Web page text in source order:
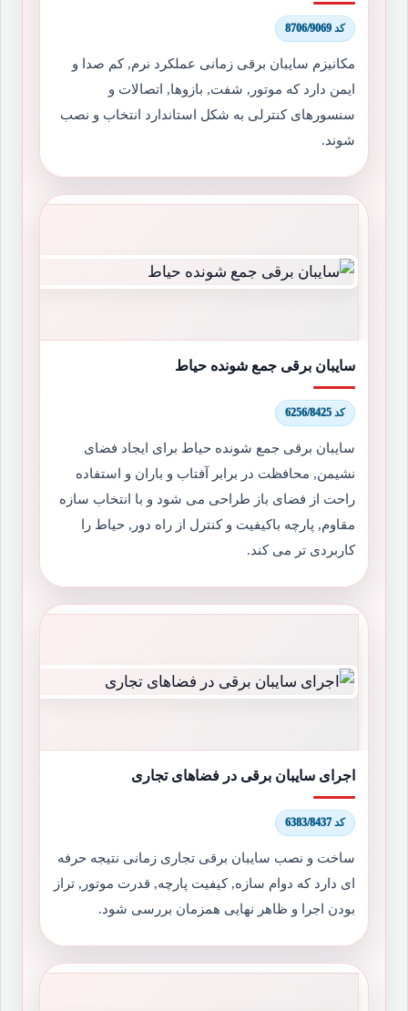
کد 8706/9069
مکانیزم سایبان برقی زمانی عملکرد نرم, کم صدا و
ایمن دارد که موتور, شفت, بازوها, اتصالات و
سنسورهای کنترلی به شکل استاندارد انتخاب و نصب
شوند.
سایبان برقی جمع شونده حیاط
کد 6256/8425
سایبان برقی جمع شونده حیاط برای ایجاد فضای
نشیمن, محافظت در برابر آفتاب و باران و استفاده
راحت از فضای باز طراحی می شود و با انتخاب سازه
مقاوم, پارچه باکیفیت و کنترل از راه دور, حیاط را
کاربردی تر می کند.
اجرای سایبان برقی در فضاهای تجاری
کد 6383/8437
ساخت و نصب سایبان برقی تجاری زمانی نتیجه حرفه
ای دارد که دوام سازه, کیفیت پارچه, قدرت موتور, تراز
بودن اجرا و ظاهر نهایی همزمان بررسی شود.